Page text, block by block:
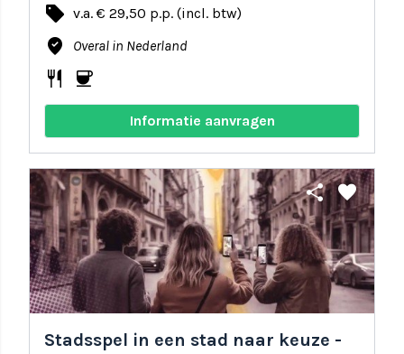
local_offer v.a. € 29,50 p.p. (incl. btw)
where_to_vote Overal in Nederland
restaurant coffee
Informatie aanvragen
share favorite
Stadsspel in een stad naar keuze -